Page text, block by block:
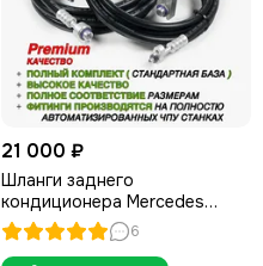
21 000 ₽
Шланги заднего
кондиционера Mercedes
W447 Long
6